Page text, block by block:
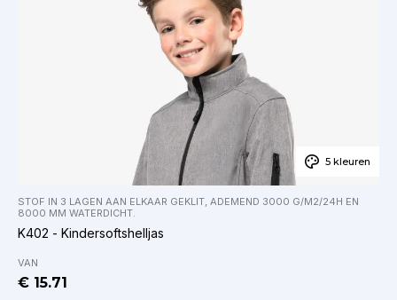
5 kleuren
STOF IN 3 LAGEN AAN ELKAAR GEKLIT, ADEMEND 3000 G/M2/24H EN
8000 MM WATERDICHT.
K402 - Kindersoftshelljas
VAN
€ 15.71